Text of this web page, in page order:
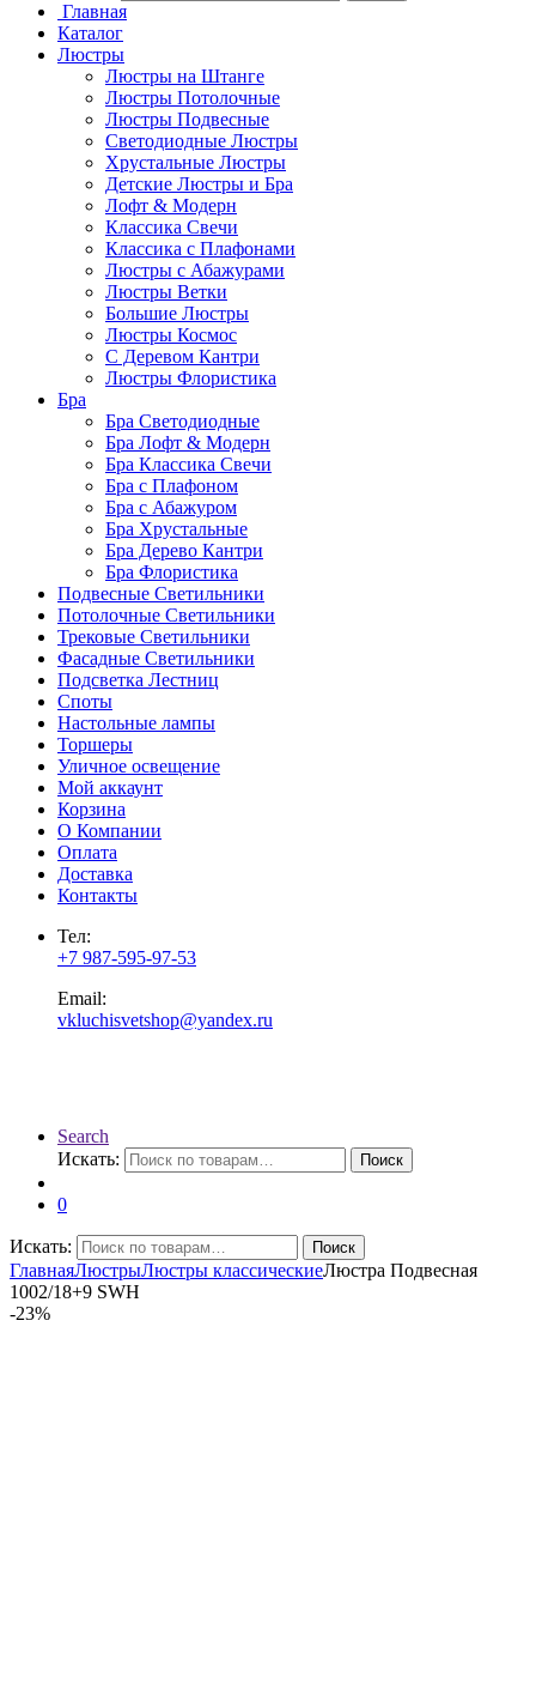
Главная
Каталог
Люстры
Люстры на Штанге
Люстры Потолочные
Люстры Подвесные
Светодиодные Люстры
Хрустальные Люстры
Детские Люстры и Бра
Лофт & Модерн
Классика Свечи
Классика с Плафонами
Люстры с Абажурами
Люстры Ветки
Большие Люстры
Люстры Космос
С Деревом Кантри
Люстры Флористика
Бра
Бра Светодиодные
Бра Лофт & Модерн
Бра Классика Свечи
Бра с Плафоном
Бра с Абажуром
Бра Хрустальные
Бра Дерево Кантри
Бра Флористика
Подвесные Светильники
Потолочные Светильники
Трековые Светильники
Фасадные Светильники
Подсветка Лестниц
Споты
Настольные лампы
Торшеры
Уличное освещение
Мой аккаунт
Корзина
О Компании
Оплата
Доставка
Контакты
Тел:
+7 987-595-97-53
Email:
vkluchisvetshop@yandex.ru
Search
Искать:
Поиск
0
Искать: Поиск
ГлавнаяЛюстрыЛюстры классическиеЛюстра Подвесная
1002/18+9 SWH
-23%